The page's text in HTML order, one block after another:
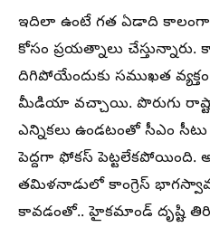
ఇదిలా ఉంటే గత ఏడాది కాలంగా
కోసం ప్రయత్నాలు
దిగిపోయేందుకు సముఖత
మీడియా వచ్చాయి. పొరుగు
ఎన్నికలు ఉండటంతో సీఎం
పెద్దగా ఫోకస్ పెట్టలేకపోయింది.
తమిళనాడులో కాంగ్రెస్
కావడంతో.. హైకమాండ్ దృష్టి